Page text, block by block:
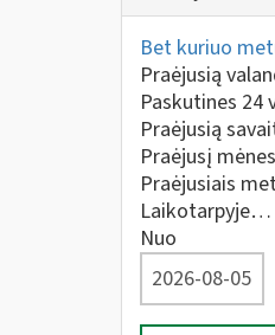
Bet kuriuo
Praėjusią
Paskutines 24
Praėjusią
Praėjusį
Praėjusiais
Laikotarpyje…
Nuo